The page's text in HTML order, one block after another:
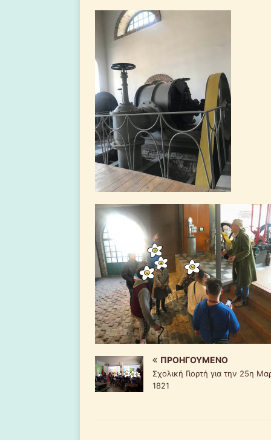
ΠΡΟΗΓΟΎΜΕΝΟ
Σχολική Γιορτή για την 25η
1821